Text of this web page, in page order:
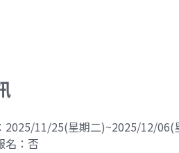
2025/11/25(星期二)~2025/12/06(
： 否